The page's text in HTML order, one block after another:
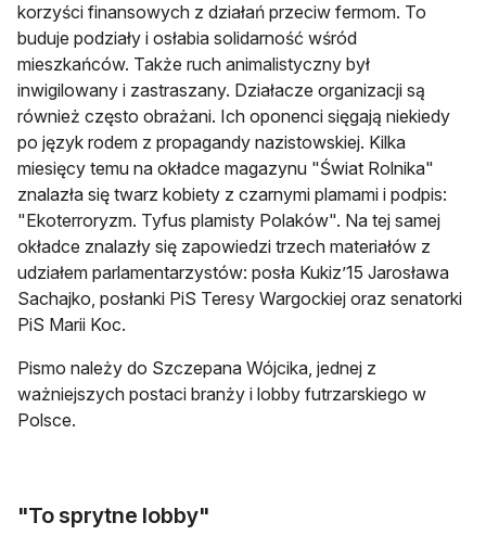
korzyści finansowych z działań przeciw fermom. To
buduje podziały i osłabia solidarność wśród
mieszkańców. Także ruch animalistyczny był
inwigilowany i zastraszany. Działacze organizacji są
również często obrażani. Ich oponenci sięgają niekiedy
po język rodem z propagandy nazistowskiej. Kilka
miesięcy temu na okładce magazynu "Świat Rolnika"
znalazła się twarz kobiety z czarnymi plamami i podpis:
"Ekoterroryzm. Tyfus plamisty Polaków". Na tej samej
okładce znalazły się zapowiedzi trzech materiałów z
udziałem parlamentarzystów: posła Kukiz’15 Jarosława
Sachajko, posłanki PiS Teresy Wargockiej oraz senatorki
PiS Marii Koc.
Pismo należy do Szczepana Wójcika, jednej z
ważniejszych postaci branży i lobby futrzarskiego w
Polsce.
"To sprytne lobby"